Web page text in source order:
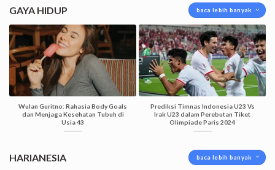
GAYA HIDUP baca lebih banyak
Wulan Guritno: Rahasia Body Goals
dan Menjaga Kesehatan Tubuh di
Usia 43
Prediksi Timnas Indonesia U23 Vs
Irak U23 dalam Perebutan Tiket
Olimpiade Paris 2024
HARIANESIA baca lebih banyak